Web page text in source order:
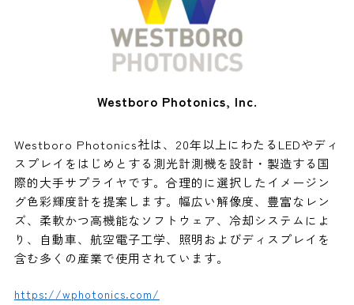
Westboro Photonics, Inc.
Westboro Photonics社は、20年以上にわたるLEDやディ
スプレイをはじめとする測光計測機を設計・製造する国
際的大手サプライヤです。合理的に選択したイメージン
グ色彩輝度計を提案します。幅広い解像度、豊富なレン
ズ、柔軟かつ高機能なソフトウェア、冷却システムによ
り、自動車、航空電子工学、照明およびディスプレイを
含む多くの産業で使用されています。
https://wphotonics.com/